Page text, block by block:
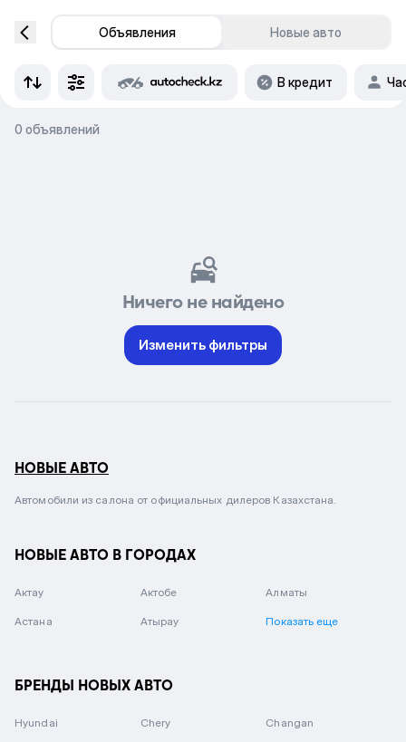
Объявления Новые авто
В кредит
0 объявлений
Ничего не найдено
Изменить фильтры
НОВЫЕ АВТО
Автомобили из салона от официальных дилеров Казахстана.
НОВЫЕ АВТО В ГОРОДАХ
Актау Актобе Алматы
Астана Атырау Показать еще
БРЕНДЫ НОВЫХ АВТО
Hyundai Chery Changan